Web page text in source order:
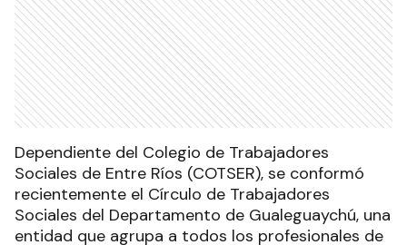
Dependiente del Colegio de Trabajadores
Sociales de Entre Ríos (COTSER), se conformó
recientemente el Círculo de Trabajadores
Sociales del Departamento de Gualeguaychú, una
entidad que agrupa a todos los profesionales de